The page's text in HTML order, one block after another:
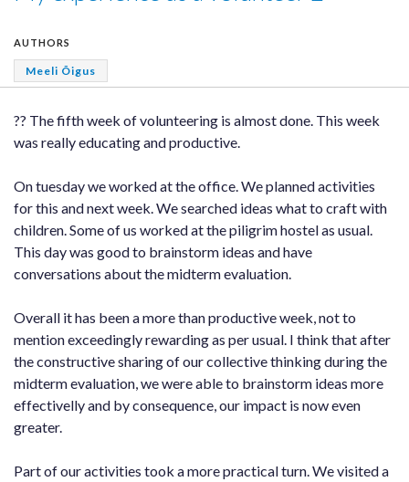
AUTHORS
Meeli Õigus
?? The fifth week of volunteering is almost done. This week
was really educating and productive.
On tuesday we worked at the office. We planned activities
for this and next week. We searched ideas what to craft with
children. Some of us worked at the piligrim hostel as usual.
This day was good to brainstorm ideas and have
conversations about the midterm evaluation.
Overall it has been a more than productive week, not to
mention exceedingly rewarding as per usual. I think that after
the constructive sharing of our collective thinking during the
midterm evaluation, we were able to brainstorm ideas more
effectivelly and by consequence, our impact is now even
greater.
Part of our activities took a more practical turn. We visited a